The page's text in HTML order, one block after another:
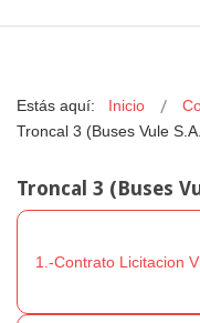
Estás aquí: Inicio
Troncal 3 (Buses Vule
Troncal 3 (Buses
1.-Contrato Licitacion